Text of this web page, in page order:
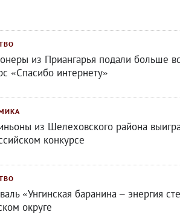
из Приангарья подали больше
«Спасибо интернету»
из Шелеховского района
конкурсе
«Унгинская баранина – энергия
округе